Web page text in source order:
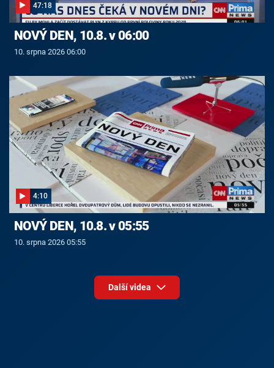
47:18
NOVÝ DEN, 10.8. v 06:00
10. srpna 2026 06:00
4:10
NOVÝ DEN, 10.8. v 05:55
10. srpna 2026 05:55
Další videa